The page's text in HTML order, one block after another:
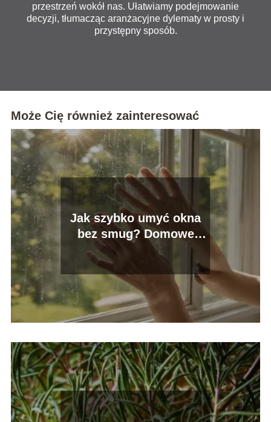
przestrzeń wokół nas. Ułatwiamy podejmowanie
decyzji, tłumacząc aranżacyjne dylematy w prosty i
przystępny sposób.
Może Cię również zainteresować
Jak szybko umyć okna
bez smug? Domowe
sposoby